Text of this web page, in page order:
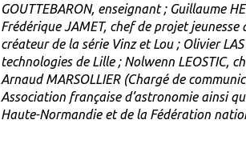
GOUTTEBARON, enseignant ; Guillaume
Frédérique JAMET, chef de projet jeunesse
créateur de la série Vinz et Lou ; Olivier
technologies de Lille ; Nolwenn LEOSTIC,
Arnaud MARSOLLIER (Chargé de
Association française d’astronomie ainsi
Haute-Normandie et de la Fédération